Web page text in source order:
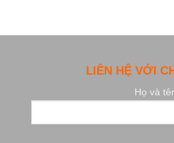
LIÊN HỆ VỚI
Họ và